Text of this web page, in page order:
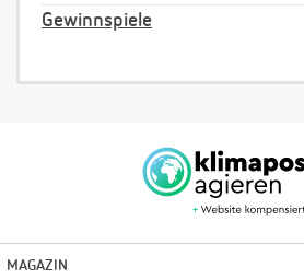
Gewinnspiele
MAGAZIN